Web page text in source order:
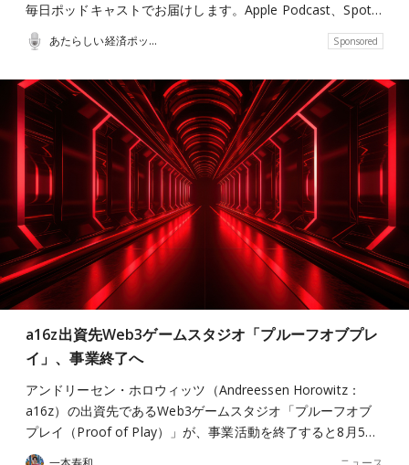
毎日ポッドキャストでお届けします。Apple Podcast、Spot…
あたらしい経済ポッドキャスト Sponsored
a16z出資先Web3ゲームスタジオ「プルーフオブプレ
イ」、事業終了へ
アンドリーセン・ホロウィッツ（Andreessen Horowitz：
a16z）の出資先であるWeb3ゲームスタジオ「プルーフオブ
プレイ（Proof of Play）」が、事業活動を終了すると8月5…